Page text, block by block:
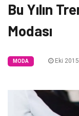
Bu Yılın
Modası
MODA Eki